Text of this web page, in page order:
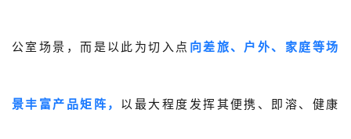
公室场景，而是以此为切入点 向差旅、户外、家庭等场
景丰富产品矩阵， 以最大程度发挥其便携、即溶、健康